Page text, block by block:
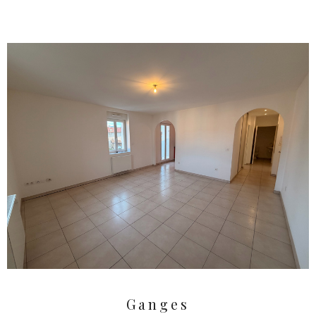
Ganges